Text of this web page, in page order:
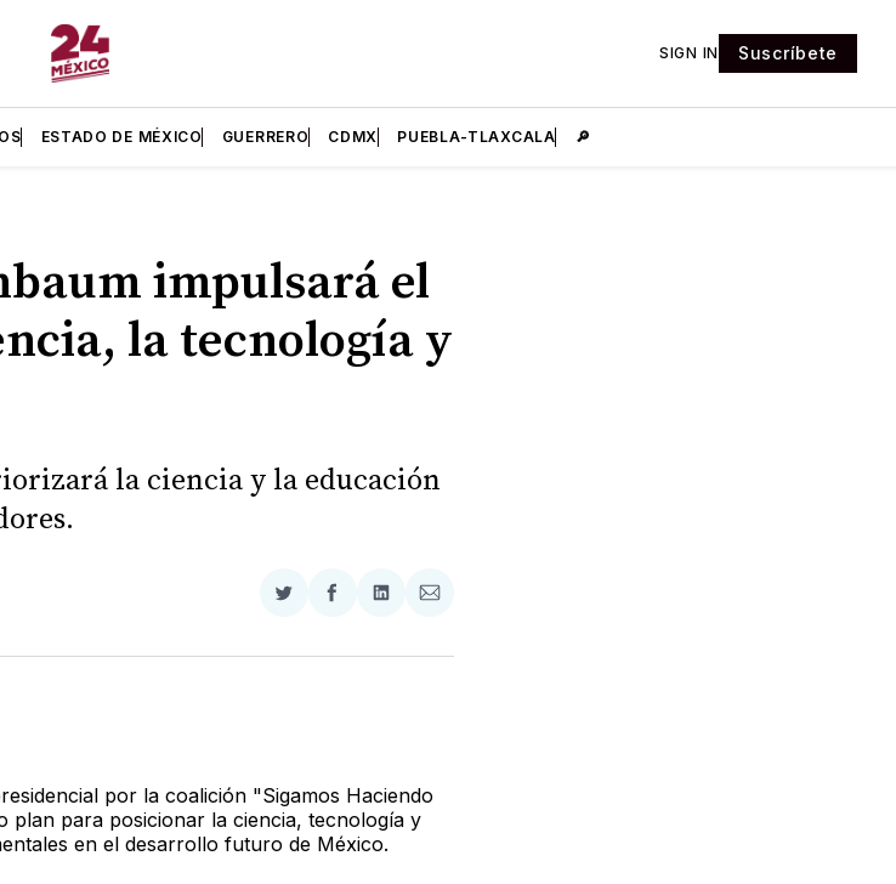
SIGN IN Suscríbete
ESTADO DE MÉXICO GUERRERO CDMX PUEBLA-TLAXCALA 🔎
impulsará el
la tecnología y
la ciencia y la educación
Compartir
Twitter
Compartir
Facebook
Compartir
LinkedIn
Compartir
Email
por la coalición "Sigamos Haciendo
plan para posicionar la ciencia, tecnología y
en el desarrollo futuro de México.